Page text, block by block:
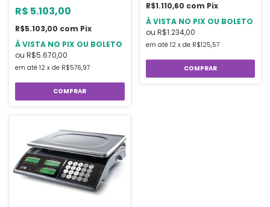
R$ 5.103,00
R$5.103,00 com Pix
À VISTA NO PIX OU BOLETO
ou R$5.670,00
em até 12 x de R$576,97
R$1.110,60 com Pix
À VISTA NO PIX OU BOLETO
ou R$1.234,00
em até 12 x de R$125,57